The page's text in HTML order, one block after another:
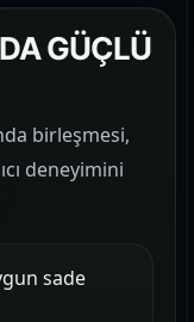
GÜÇLÜ
birleşmesi,
deneyimini
sade